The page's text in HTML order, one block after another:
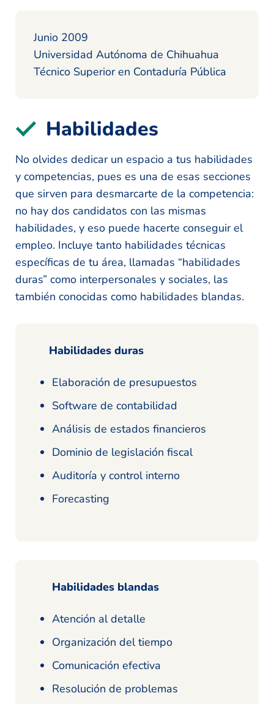
Junio 2009
Universidad Autónoma de Chihuahua
Técnico Superior en Contaduría Pública
Habilidades
No olvides dedicar un espacio a tus habilidades
y competencias, pues es una de esas secciones
que sirven para desmarcarte de la competencia:
no hay dos candidatos con las mismas
habilidades, y eso puede hacerte conseguir el
empleo. Incluye tanto habilidades técnicas
específicas de tu área, llamadas “habilidades
duras” como interpersonales y sociales, las
también conocidas como habilidades blandas.
Habilidades duras
Elaboración de presupuestos
Software de contabilidad
Análisis de estados financieros
Dominio de legislación fiscal
Auditoría y control interno
Forecasting
Habilidades blandas
Atención al detalle
Organización del tiempo
Comunicación efectiva
Resolución de problemas